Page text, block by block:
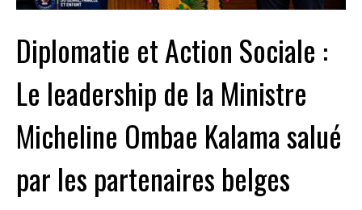
Diplomatie et Action Sociale :
Le leadership de la Ministre
Micheline Ombae Kalama salué
par les partenaires belges